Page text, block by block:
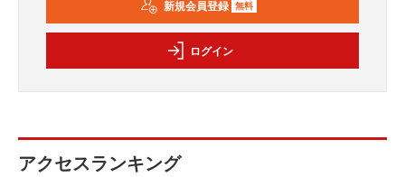
新規会員登録 無料
ログイン
アクセスランキング